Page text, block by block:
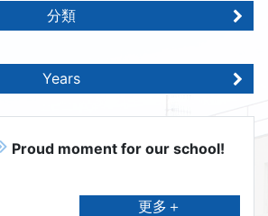
分類
Years
Proud moment for our school!
更多＋